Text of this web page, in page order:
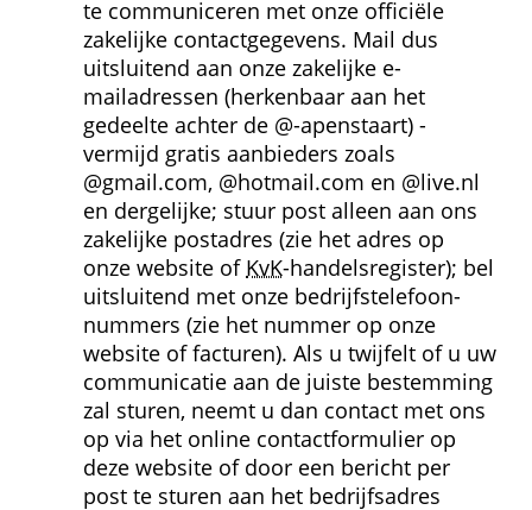
te communiceren met onze officiële
zakelijke contactgegevens. Mail dus
uitsluitend aan onze zakelijke e-
mailadressen (herkenbaar aan het
gedeelte achter de @-apenstaart) -
vermijd gratis aanbieders zoals
@gmail.com, @hotmail.com en @live.nl
en dergelijke; stuur post alleen aan ons
zakelijke postadres (zie het adres op
onze website of KvK-handelsregister); bel
uitsluitend met onze bedrijfs­telefoon­
nummers (zie het nummer op onze
website of facturen). Als u twijfelt of u uw
communicatie aan de juiste bestemming
zal sturen, neemt u dan contact met ons
op via het online contactformulier op
deze website of door een bericht per
post te sturen aan het bedrijfsadres